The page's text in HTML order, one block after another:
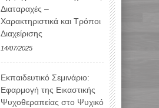
Διαταραχές –
Χαρακτηριστικά και Τρόποι
Διαχείρισης
14/07/2025
Εκπαιδευτικό Σεμινάριο:
Εφαρμογή της Εικαστικής
Ψυχοθεραπείας στο Ψυχικό